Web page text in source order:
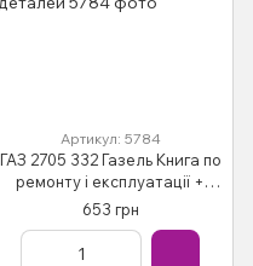
Артикул: 5784
ГАЗ 2705 332 Газель Книга по
ремонту і експлуатації +
електросхеми + каталог
деталей
653 грн